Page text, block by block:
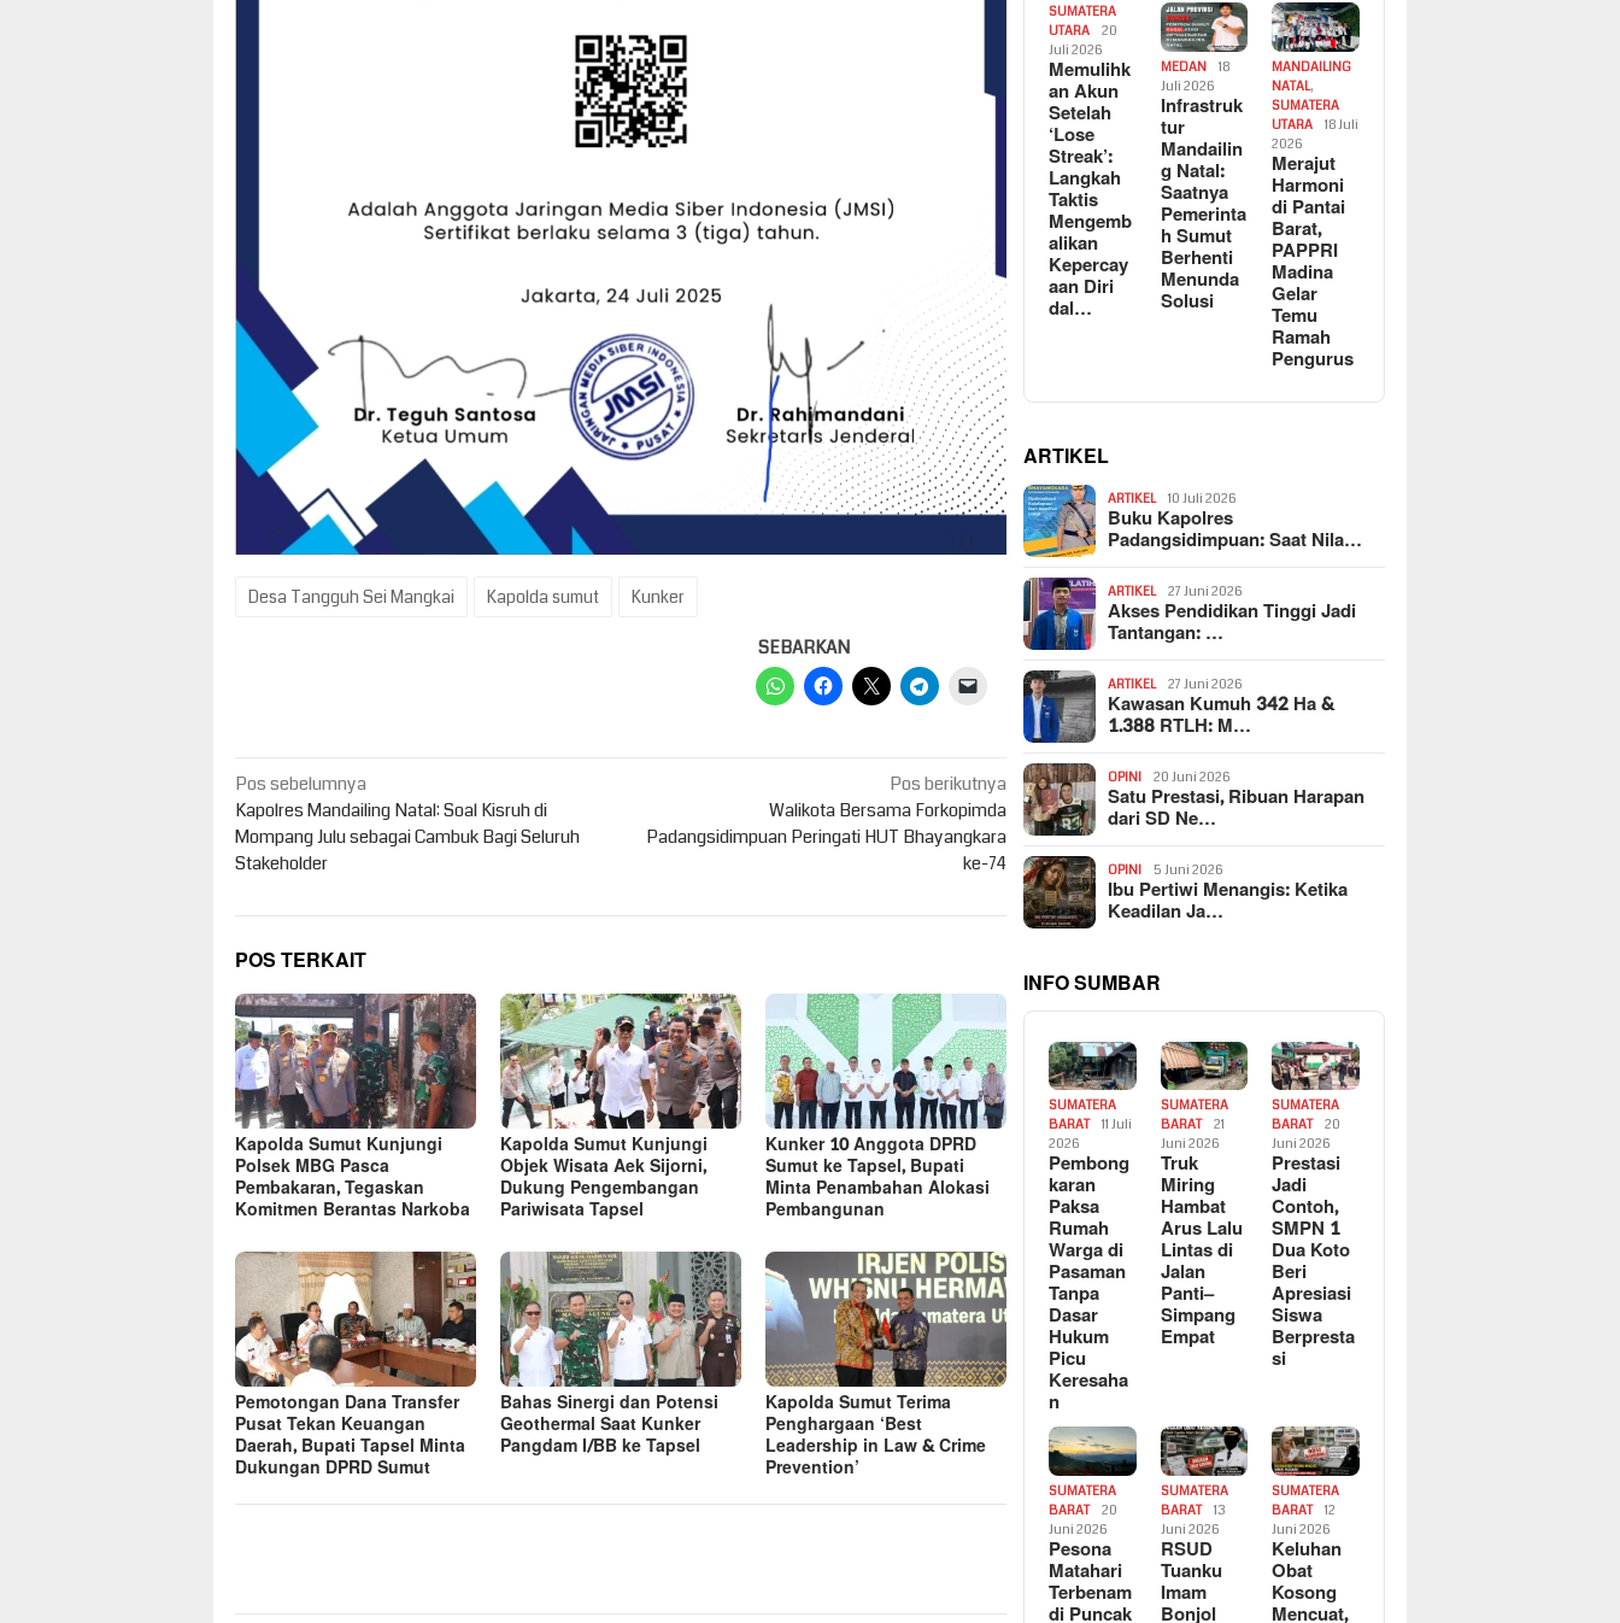
Desa Tangguh Sei Mangkai Kapolda sumut Kunker
SEBARKAN
Navigasi
pos
Pos sebelumnya
Kapolres Mandailing Natal: Soal Kisruh di
Mompang Julu sebagai Cambuk Bagi Seluruh
Stakeholder
Pos berikutnya
Walikota Bersama Forkopimda
Padangsidimpuan Peringati HUT Bhayangkara
ke-74
POS TERKAIT
Kapolda Sumut Kunjungi
Polsek MBG Pasca
Pembakaran, Tegaskan
Komitmen Berantas Narkoba
Kapolda Sumut Kunjungi
Objek Wisata Aek Sijorni,
Dukung Pengembangan
Pariwisata Tapsel
Kunker 10 Anggota DPRD
Sumut ke Tapsel, Bupati
Minta Penambahan Alokasi
Pembangunan
Pemotongan Dana Transfer
Pusat Tekan Keuangan
Daerah, Bupati Tapsel Minta
Dukungan DPRD Sumut
Bahas Sinergi dan Potensi
Geothermal Saat Kunker
Pangdam I/BB ke Tapsel
Kapolda Sumut Terima
Penghargaan ‘Best
Leadership in Law & Crime
Prevention’
SUMATERA
UTARA
20
Juli 2026
Memulihk
an Akun
Setelah
‘Lose
Streak’:
Langkah
Taktis
Mengemb
alikan
Kepercay
aan Diri
dal…
MEDAN
18
Juli 2026
Infrastruk
tur
Mandailin
g Natal:
Saatnya
Pemerinta
h Sumut
Berhenti
Menunda
Solusi
MANDAILING
NATAL,
SUMATERA
UTARA
18 Juli
2026
Merajut
Harmoni
di Pantai
Barat,
PAPPRI
Madina
Gelar
Temu
Ramah
Pengurus
ARTIKEL
ARTIKEL 10 Juli 2026
Buku Kapolres
Padangsidimpuan: Saat Nila…
ARTIKEL 27 Juni 2026
Akses Pendidikan Tinggi Jadi
Tantangan: …
ARTIKEL 27 Juni 2026
Kawasan Kumuh 342 Ha &
1.388 RTLH: M…
OPINI 20 Juni 2026
Satu Prestasi, Ribuan Harapan
dari SD Ne…
OPINI 5 Juni 2026
Ibu Pertiwi Menangis: Ketika
Keadilan Ja…
INFO SUMBAR
SUMATERA
BARAT
11 Juli
2026
Pembong
karan
Paksa
Rumah
Warga di
Pasaman
Tanpa
Dasar
Hukum
Picu
Keresaha
n
SUMATERA
BARAT
21
Juni 2026
Truk
Miring
Hambat
Arus Lalu
Lintas di
Jalan
Panti–
Simpang
Empat
SUMATERA
BARAT
20
Juni 2026
Prestasi
Jadi
Contoh,
SMPN 1
Dua Koto
Beri
Apresiasi
Siswa
Berpresta
si
SUMATERA
BARAT
20
Juni 2026
Pesona
Matahari
Terbenam
di Puncak
SUMATERA
BARAT
13
Juni 2026
RSUD
Tuanku
Imam
Bonjol
SUMATERA
BARAT
12
Juni 2026
Keluhan
Obat
Kosong
Mencuat,